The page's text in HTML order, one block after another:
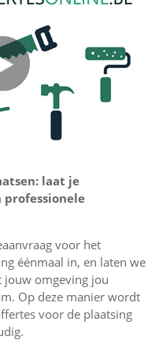
laat je
voor het
éénmaal in, en laten we
jouw omgeving jou
Op deze manier wordt
voor de plaatsing